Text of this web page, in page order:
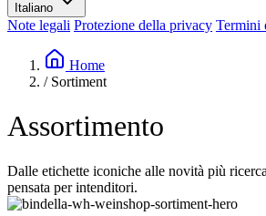
Les Moby Dicks
Contatti
Sostenibilità
Italiano
Note legali Protezione della privacy Termini
Home
/ Sortiment
Assortimento
Dalle etichette iconiche alle novità più
pensata per intenditori.